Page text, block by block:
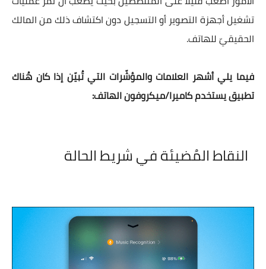
تشغيل أجهزة التصوير أو التسجيل دون اكتشاف ذلك من المالك
الحقيقيّ للهاتف.
فيما يلي أشهر العلامات والمؤشّرات التي تُبيّن إذا كان هُناك
تطبيق يستخدم كاميرا/ميكروفون الهاتف:
النقاط المُضيئة في شريط الحالة